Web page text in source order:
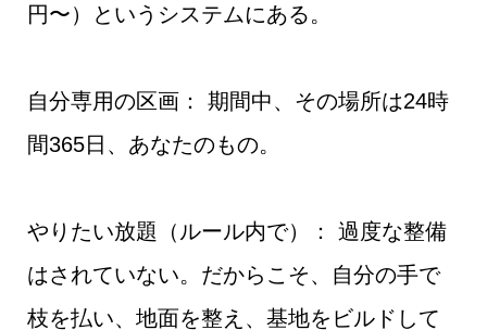
円〜）というシステムにある。
自分専用の区画： 期間中、その場所は24時
間365日、あなたのもの。
やりたい放題（ルール内で）： 過度な整備
はされていない。だからこそ、自分の手で
枝を払い、地面を整え、基地をビルドして